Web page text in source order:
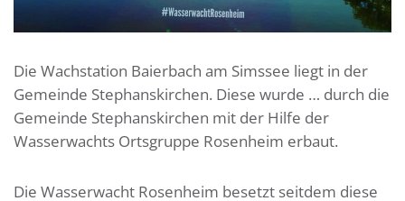
Die Wachstation Baierbach am Simssee liegt in der
Gemeinde Stephanskirchen. Diese wurde … durch die
Gemeinde Stephanskirchen mit der Hilfe der
Wasserwachts Ortsgruppe Rosenheim erbaut.
Die Wasserwacht Rosenheim besetzt seitdem diese